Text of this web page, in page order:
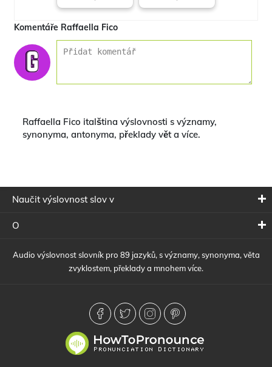
Komentáře Raffaella Fico
Raffaella Fico italština výslovnosti s významy,
synonyma, antonyma, překlady vět a více.
Naučit výslovnost slov v
O
Audio výslovnost slovník pro 89 jazyků, s významy, synonyma, věta
zvyklostem, překlady a mnohem více.